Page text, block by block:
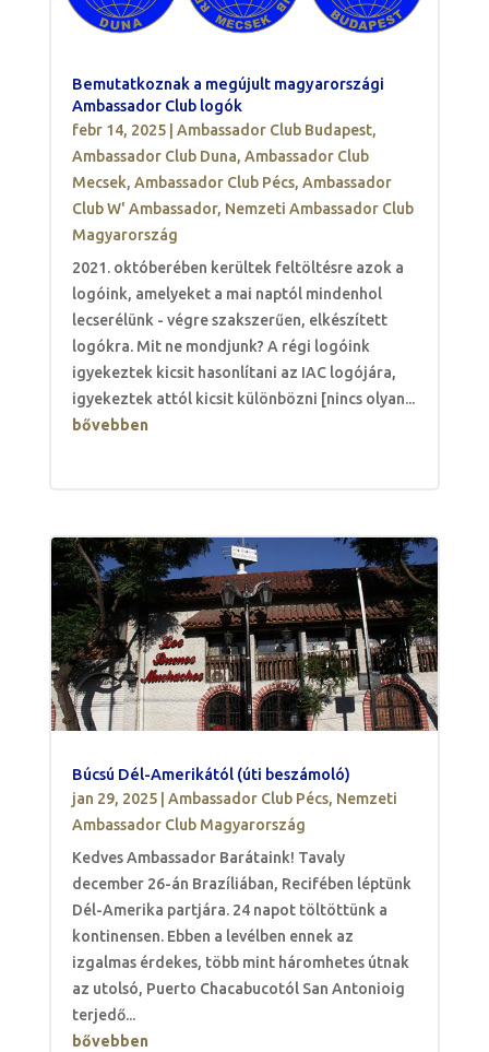
Bemutatkoznak a megújult magyarországi
Ambassador Club logók
febr 14, 2025| Ambassador Club Budapest,
Ambassador Club Duna, Ambassador Club
Mecsek, Ambassador Club Pécs, Ambassador
Club W' Ambassador, Nemzeti Ambassador Club
Magyarország
2021. októberében kerültek feltöltésre azok a
logóink, amelyeket a mai naptól mindenhol
lecserélünk - végre szakszerűen, elkészített
logókra. Mit ne mondjunk? A régi logóink
igyekeztek kicsit hasonlítani az IAC logójára,
igyekeztek attól kicsit különbözni [nincs olyan...
bővebben
Búcsú Dél-Amerikától (úti beszámoló)
jan 29, 2025| Ambassador Club Pécs, Nemzeti
Ambassador Club Magyarország
Kedves Ambassador Barátaink! Tavaly
december 26-án Brazíliában, Recifében léptünk
Dél-Amerika partjára. 24 napot töltöttünk a
kontinensen. Ebben a levélben ennek az
izgalmas érdekes, több mint háromhetes útnak
az utolsó, Puerto Chacabucotól San Antonioig
terjedő...
bővebben